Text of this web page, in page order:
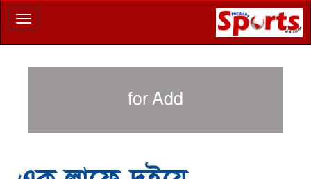
Toggle
navigation
for Add